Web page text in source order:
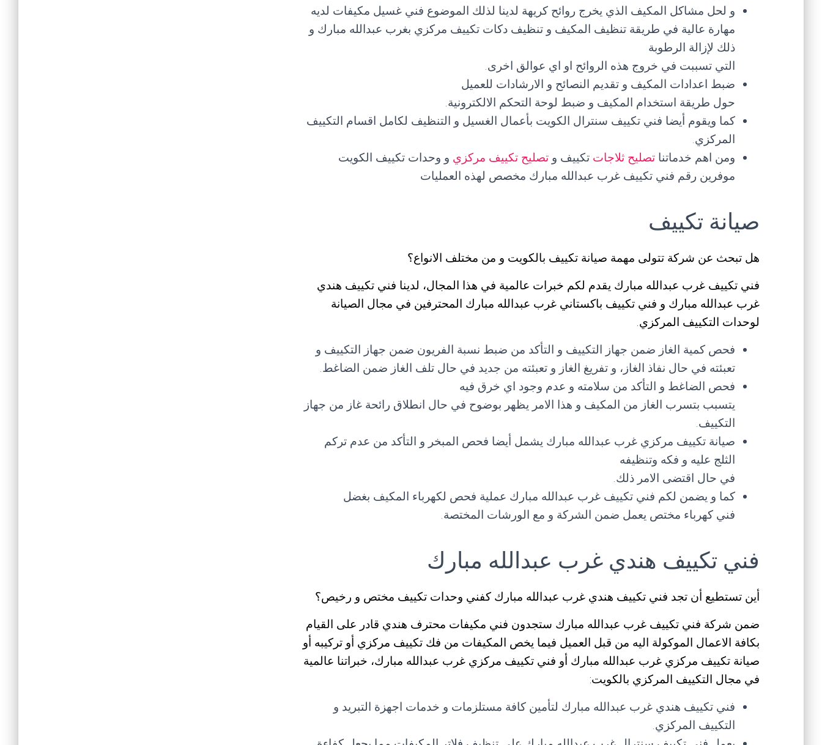
و لحل مشاكل المكيف الذي يخرج روائح كريهة لدينا لذلك الموضوع فني غسيل مكيفات لديه
مهارة عالية في طريقة تنظيف المكيف و تنظيف دكات تكييف مركزي بغرب عبدالله مبارك و
ذلك لإزالة الرطوبة
التي تسببت في خروج هذه الروائح او اي عوالق اخرى.
ضبط اعدادات المكيف و تقديم النصائح و الارشادات للعميل
حول طريقة استخدام المكيف و ضبط لوحة التحكم الالكترونية.
كما ويقوم أيضا فني تكييف سنترال الكويت بأعمال الغسيل و التنظيف لكامل اقسام التكييف
المركزي.
ومن اهم خدماتنا تصليح ثلاجات تكييف و تصليح تكييف مركزي و وحدات تكييف الكويت
موفرين رقم فني تكييف غرب عبدالله مبارك مخصص لهذه العمليات
صيانة تكييف
هل تبحث عن شركة تتولى مهمة صيانة تكييف بالكويت و من مختلف الانواع؟
فني تكييف غرب عبدالله مبارك يقدم لكم خبرات عالمية في هذا المجال، لدينا فني تكييف هندي
غرب عبدالله مبارك و فني تكييف باكستاني غرب عبدالله مبارك المحترفين في مجال الصيانة
لوحدات التكييف المركزي.
فحص كمية الغاز ضمن جهاز التكييف و التأكد من ضبط نسبة الفريون ضمن جهاز التكييف و
تعبئته في حال نفاذ الغاز، و تفريغ الغاز و تعبئته من جديد في حال تلف الغاز ضمن الضاغط.
فحص الضاغط و التأكد من سلامته و عدم وجود اي خرق فيه
يتسبب بتسرب الغاز من المكيف و هذا الامر يظهر بوضوح في حال انطلاق رائحة غاز من جهاز
التكييف.
صيانة تكييف مركزي غرب عبدالله مبارك يشمل أيضا فحص المبخر و التأكد من عدم تركم
الثلج عليه و فكه وتنظيفه
في حال اقتضى الامر ذلك.
كما و يضمن لكم فني تكييف غرب عبدالله مبارك عملية فحص لكهرباء المكيف بغضل
فني كهرباء مختص يعمل ضمن الشركة و مع الورشات المختصة.
فني تكييف هندي غرب عبدالله مبارك
أين تستطيع أن تجد فني تكييف هندي غرب عبدالله مبارك كفني وحدات تكييف مختص و رخيص؟
ضمن شركة فني تكييف غرب عبدالله مبارك ستجدون فني مكيفات محترف هندي قادر على القيام
بكافة الاعمال الموكولة اليه من قبل العميل فيما يخص المكيفات من فك تكييف مركزي أو تركيبه أو
صيانة تكييف مركزي غرب عبدالله مبارك أو فني تكييف مركزي غرب عبدالله مبارك، خبراتنا عالمية
في مجال التكييف المركزي بالكويت:
فني تكييف هندي غرب عبدالله مبارك لتأمين كافة مستلزمات و خدمات اجهزة التبريد و
التكييف المركزي.